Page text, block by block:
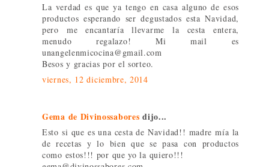
La verdad es que ya tengo en casa alguno de esos
productos esperando ser degustados esta Navidad,
pero me encantaría llevarme la cesta entera,
menudo regalazo! Mi mail es
unangelenmicocina@gmail.com
Besos y gracias por el sorteo.
viernes, 12 diciembre, 2014
Gema de Divinossabores dijo...
Esto si que es una cesta de Navidad!! madre mía la
de recetas y lo bien que se pasa con productos
como estos!!! por que yo la quiero!!!